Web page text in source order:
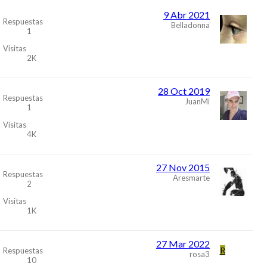
Respuestas
1
Visitas
2K
9 Abr 2021
Belladonna
Respuestas
1
Visitas
4K
28 Oct 2019
JuanMi
Respuestas
2
Visitas
1K
27 Nov 2015
Aresmarte
Respuestas
10
27 Mar 2022
rosa3 R